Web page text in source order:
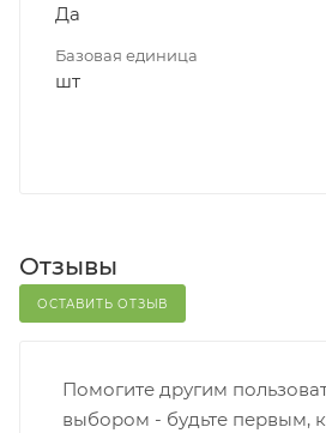
Да
Базовая единица
шт
Отзывы
ОСТАВИТЬ ОТЗЫВ
Помогите другим
выбором - будьте первым,